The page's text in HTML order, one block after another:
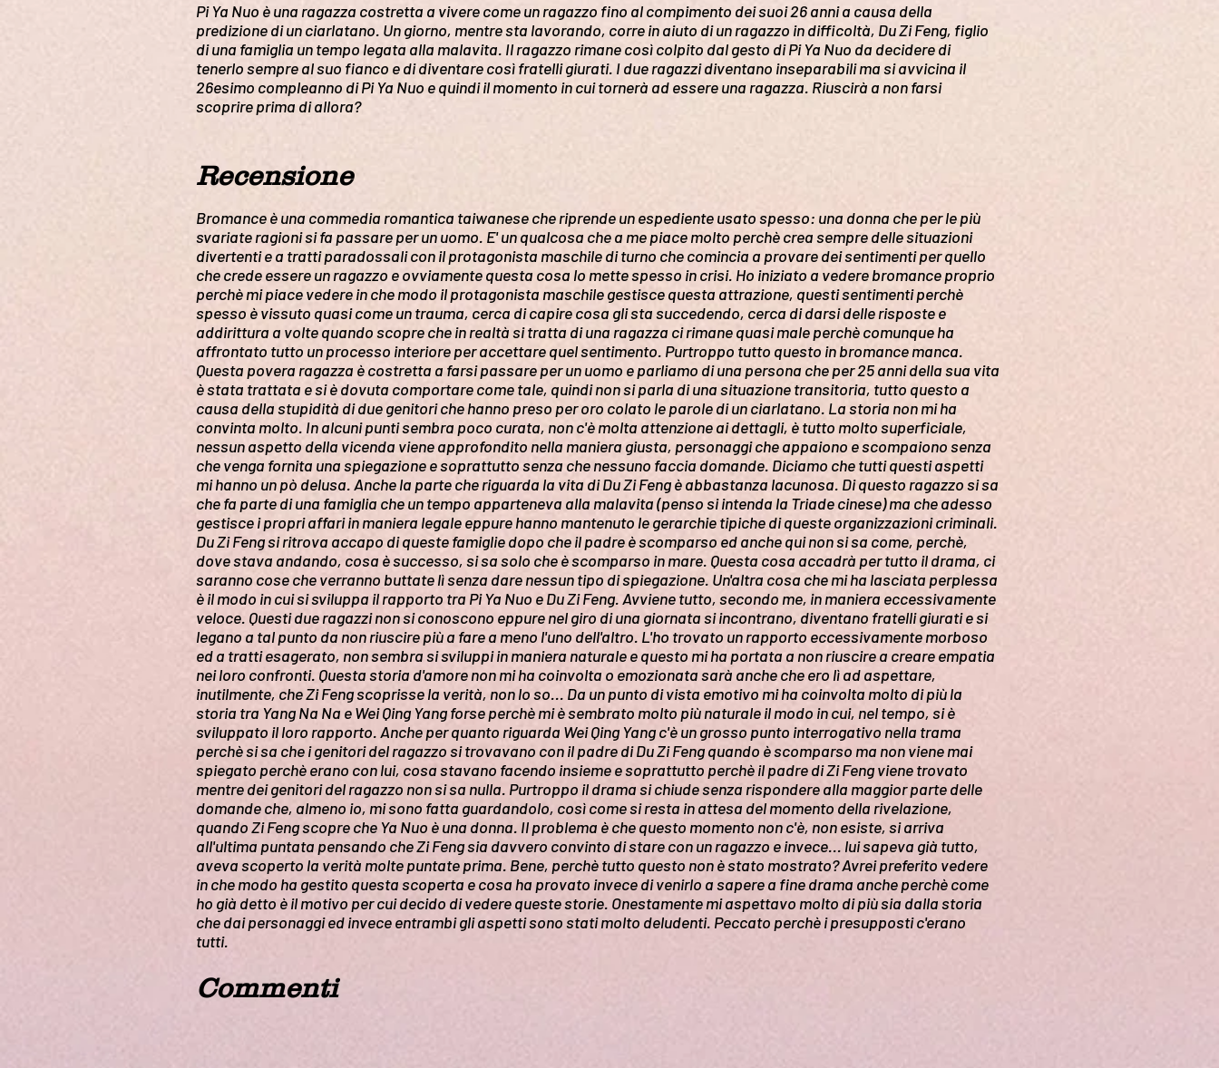
Pi Ya Nuo è una ragazza costretta a vivere come un ragazzo fino al compimento dei suoi 26 anni a causa della
predizione di un ciarlatano. Un giorno, mentre sta lavorando, corre in aiuto di un ragazzo in difficoltà, Du Zi Feng, figlio
di una famiglia un tempo legata alla malavita. Il ragazzo rimane così colpito dal gesto di Pi Ya Nuo da decidere di
tenerlo sempre al suo fianco e di diventare così fratelli giurati. I due ragazzi diventano inseparabili ma si avvicina il
26esimo compleanno di Pi Ya Nuo e quindi il momento in cui tornerà ad essere una ragazza. Riuscirà a non farsi
scoprire prima di allora?
Recensione
Bromance è una commedia romantica taiwanese che riprende un espediente usato spesso: una donna che per le più
svariate ragioni si fa passare per un uomo. E' un qualcosa che a me piace molto perchè crea sempre delle situazioni
divertenti e a tratti paradossali con il protagonista maschile di turno che comincia a provare dei sentimenti per quello
che crede essere un ragazzo e ovviamente questa cosa lo mette spesso in crisi. Ho iniziato a vedere bromance proprio
perchè mi piace vedere in che modo il protagonista maschile gestisce questa attrazione, questi sentimenti perchè
spesso è vissuto quasi come un trauma, cerca di capire cosa gli sta succedendo, cerca di darsi delle risposte e
addirittura a volte quando scopre che in realtà si tratta di una ragazza ci rimane quasi male perchè comunque ha
affrontato tutto un processo interiore per accettare quel sentimento. Purtroppo tutto questo in bromance manca.
Questa povera ragazza è costretta a farsi passare per un uomo e parliamo di una persona che per 25 anni della sua vita
è stata trattata e si è dovuta comportare come tale, quindi non si parla di una situazione transitoria, tutto questo a
causa della stupidità di due genitori che hanno preso per oro colato le parole di un ciarlatano. La storia non mi ha
convinta molto. In alcuni punti sembra poco curata, non c'è molta attenzione ai dettagli, è tutto molto superficiale,
nessun aspetto della vicenda viene approfondito nella maniera giusta, personaggi che appaiono e scompaiono senza
che venga fornita una spiegazione e soprattutto senza che nessuno faccia domande. Diciamo che tutti questi aspetti
mi hanno un pò delusa. Anche la parte che riguarda la vita di Du Zi Feng è abbastanza lacunosa. Di questo ragazzo si sa
che fa parte di una famiglia che un tempo apparteneva alla malavita (penso si intenda la Triade cinese) ma che adesso
gestisce i propri affari in maniera legale eppure hanno mantenuto le gerarchie tipiche di queste organizzazioni criminali.
Du Zi Feng si ritrova accapo di queste famiglie dopo che il padre è scomparso ed anche qui non si sa come, perchè,
dove stava andando, cosa è successo, si sa solo che è scomparso in mare. Questa cosa accadrà per tutto il drama, ci
saranno cose che verranno buttate lì senza dare nessun tipo di spiegazione. Un'altra cosa che mi ha lasciata perplessa
è il modo in cui si sviluppa il rapporto tra Pi Ya Nuo e Du Zi Feng. Avviene tutto, secondo me, in maniera eccessivamente
veloce. Questi due ragazzi non si conoscono eppure nel giro di una giornata si incontrano, diventano fratelli giurati e si
legano a tal punto da non riuscire più a fare a meno l'uno dell'altro. L'ho trovato un rapporto eccessivamente morboso
ed a tratti esagerato, non sembra si sviluppi in maniera naturale e questo mi ha portata a non riuscire a creare empatia
nei loro confronti. Questa storia d'amore non mi ha coinvolta o emozionata sarà anche che ero lì ad aspettare,
inutilmente, che Zi Feng scoprisse la verità, non lo so... Da un punto di vista emotivo mi ha coinvolta molto di più la
storia tra Yang Na Na e Wei Qing Yang forse perchè mi è sembrato molto più naturale il modo in cui, nel tempo, si è
sviluppato il loro rapporto. Anche per quanto riguarda Wei Qing Yang c'è un grosso punto interrogativo nella trama
perchè si sa che i genitori del ragazzo si trovavano con il padre di Du Zi Feng quando è scomparso ma non viene mai
spiegato perchè erano con lui, cosa stavano facendo insieme e soprattutto perchè il padre di Zi Feng viene trovato
mentre dei genitori del ragazzo non si sa nulla. Purtroppo il drama si chiude senza rispondere alla maggior parte delle
domande che, almeno io, mi sono fatta guardandolo, così come si resta in attesa del momento della rivelazione,
quando Zi Feng scopre che Ya Nuo è una donna. Il problema è che questo momento non c'è, non esiste, si arriva
all'ultima puntata pensando che Zi Feng sia davvero convinto di stare con un ragazzo e invece... lui sapeva già tutto,
aveva scoperto la verità molte puntate prima. Bene, perchè tutto questo non è stato mostrato? Avrei preferito vedere
in che modo ha gestito questa scoperta e cosa ha provato invece di venirlo a sapere a fine drama anche perchè come
ho già detto è il motivo per cui decido di vedere queste storie. Onestamente mi aspettavo molto di più sia dalla storia
che dai personaggi ed invece entrambi gli aspetti sono stati molto deludenti. Peccato perchè i presupposti c'erano
tutti.
Commenti